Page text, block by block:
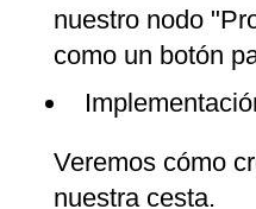
nuestro nodo
como un botón
Veremos cómo
nuestra cesta.